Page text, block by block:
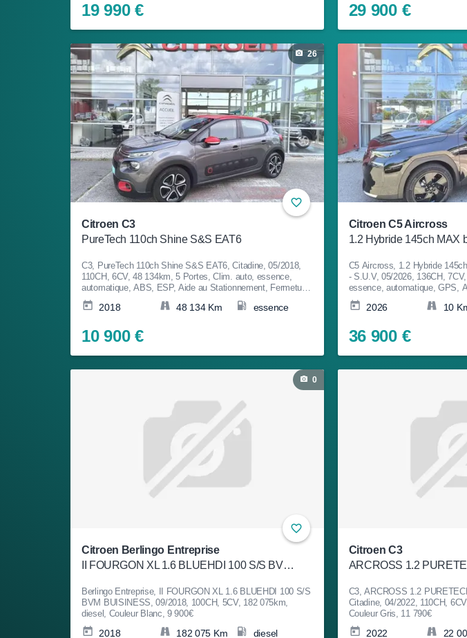
19 990 € 29 900 €
26
Citroen C3
PureTech 110ch Shine S&S EAT6
C3, PureTech 110ch Shine S&S EAT6, Citadine, 05/2018,
110CH, 6CV, 48 134km, 5 Portes, Clim. auto, essence,
automatique, ABS, ESP, Aide au Stationnement, Fermeture
centralisée, Couleur Rouge, Garantie 8 mois, 10 900€
2018 48 134 Km essence
10 900 €
Citroen C5 Aircross
1.2 Hybride 145ch MAX
C5 Aircross, 1.2 Hybride
- S.U.V, 05/2026, 136CH,
essence, automatique, GPS,
centralisée, Bluetooth,
900€2026 10
36 900 €
0
Citroen Berlingo Entreprise
II FOURGON XL 1.6 BLUEHDI 100 S/S BVM BUISINESS
Berlingo Entreprise, II FOURGON XL 1.6 BLUEHDI 100 S/S
BVM BUISINESS, 09/2018, 100CH, 5CV, 182 075km,
diesel, Couleur Blanc, 9 900€
2018 182 075 Km diesel
Citroen C3
C3, ARCROSS 1.2
Citadine, 04/2022, 110CH,
Couleur Gris, 11 790€
2022 22